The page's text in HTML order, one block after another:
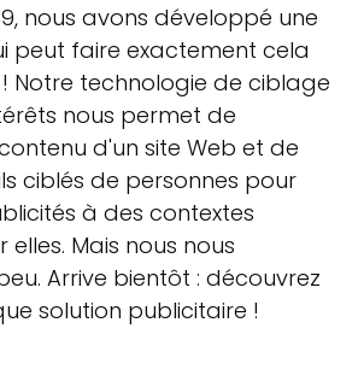
nous avons développé une
peut faire exactement cela
Notre technologie de ciblage
nous permet de
d'un site Web et de
ciblés de personnes pour
à des contextes
Mais nous nous
Arrive bientôt : découvrez
solution publicitaire !